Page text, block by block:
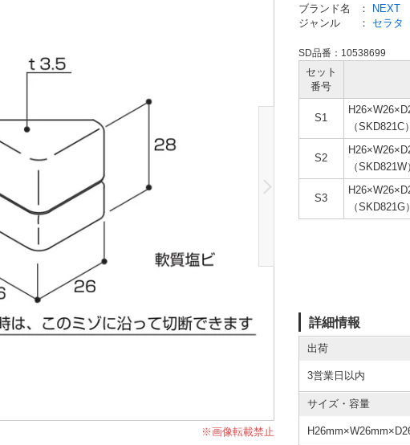
※画像転載禁止
ブランド名 ：
NEXT
ジャンル
： セラタ
SD品番：10538699
セット
番号
S1
（SKD821C）
S2
（SKD821W
S3
（SKD821G）
詳細情報
出荷
3営業日以内
サイズ・容量